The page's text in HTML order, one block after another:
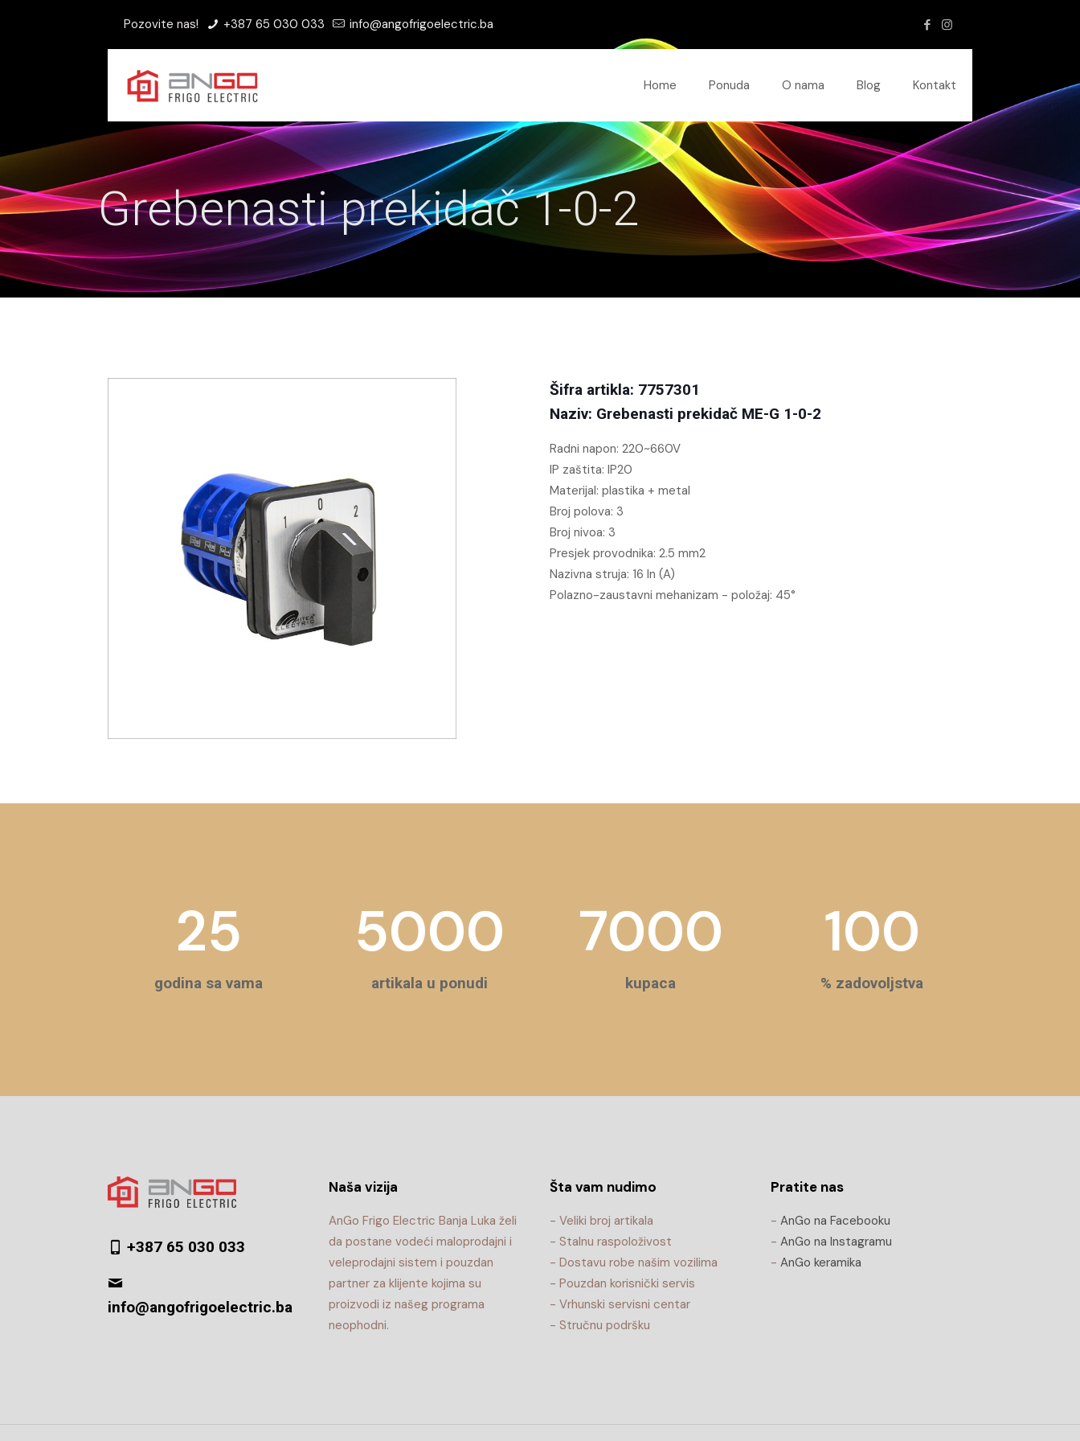
Pozovite nas! +387 65 030 033 info@angofrigoelectric.ba
Home Ponuda O nama Blog Kontakt
Grebenasti prekidač 1-0-2
Šifra artikla: 7757301
Naziv: Grebenasti prekidač ME-G 1-0-2
Radni napon: 220~660V
IP zaštita: IP20
Materijal: plastika + metal
Broj polova: 3
Broj nivoa: 3
Presjek provodnika: 2.5 mm2
Nazivna struja: 16 In (A)
Polazno-zaustavni mehanizam - položaj: 45°
25
godina sa vama
5000
artikala u ponudi
7000
kupaca
100
% zadovoljstva
+387 65 030 033
info@angofrigoelectric.ba
Naša vizija
AnGo Frigo Electric Banja Luka želi
da postane vodeći maloprodajni i
veleprodajni sistem i pouzdan
partner za klijente kojima su
proizvodi iz našeg programa
neophodni.
Šta vam nudimo
- Veliki broj artikala
- Stalnu raspoloživost
- Dostavu robe našim vozilima
- Pouzdan korisnički servis
- Vrhunski servisni centar
- Stručnu podršku
Pratite nas
- AnGo na Facebooku
- AnGo na Instagramu
- AnGo keramika